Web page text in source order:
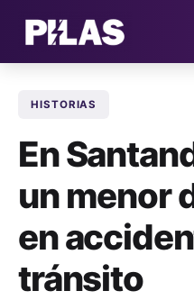
HISTORIAS
En
un menor
en
tránsito